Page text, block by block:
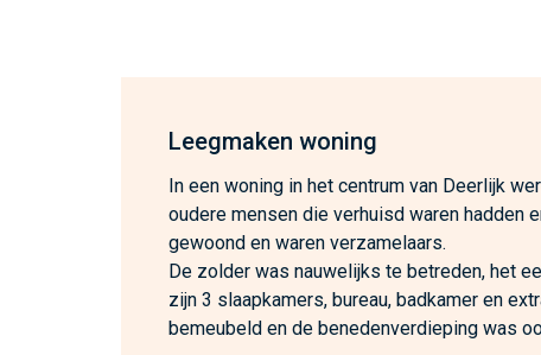
Leegmaken woning
In een woning in het centrum van Deerlijk
oudere mensen die verhuisd waren hadden
gewoond en waren verzamelaars.
De zolder was nauwelijks te betreden, het
zijn 3 slaapkamers, bureau, badkamer en
bemeubeld en de benedenverdieping was